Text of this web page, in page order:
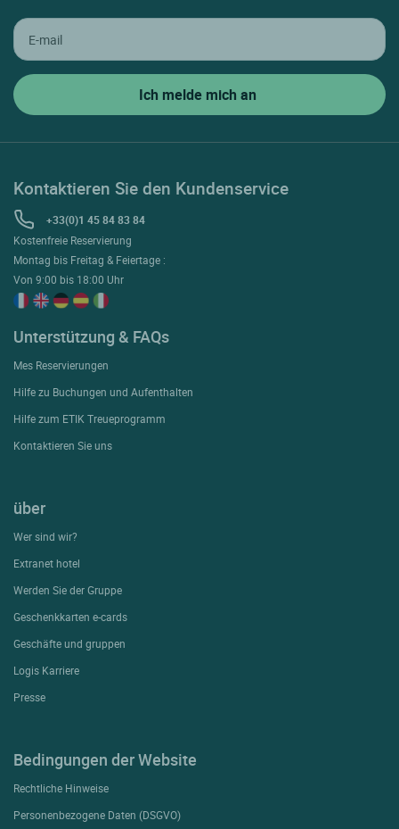
Kontaktieren Sie den Kundenservice
+33(0)1 45 84 83 84
Kostenfreie Reservierung
Montag bis Freitag & Feiertage :
Von 9:00 bis 18:00 Uhr
Unterstützung & FAQs
Mes Reservierungen
Hilfe zu Buchungen und Aufenthalten
Hilfe zum ETIK Treueprogramm
Kontaktieren Sie uns
über
Wer sind wir?
Extranet hotel
Werden Sie der Gruppe
Geschenkkarten e-cards
Geschäfte und gruppen
Logis Karriere
Presse
Bedingungen der Website
Rechtliche Hinweise
Personenbezogene Daten (DSGVO)